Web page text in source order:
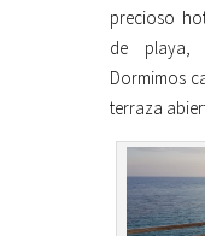
precioso
de playa,
Dormimos
terraza